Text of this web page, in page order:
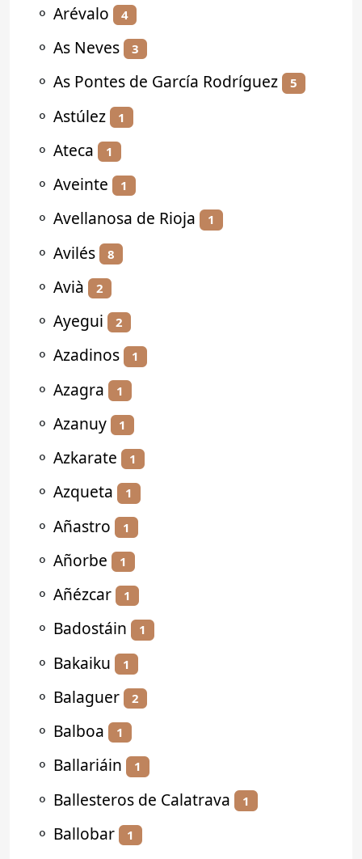
⚬ Arévalo 4
⚬ As Neves 3
⚬ As Pontes de García Rodríguez 5
⚬ Astúlez 1
⚬ Ateca 1
⚬ Aveinte 1
⚬ Avellanosa de Rioja 1
⚬ Avilés 8
⚬ Avià 2
⚬ Ayegui 2
⚬ Azadinos 1
⚬ Azagra 1
⚬ Azanuy 1
⚬ Azkarate 1
⚬ Azqueta 1
⚬ Añastro 1
⚬ Añorbe 1
⚬ Añézcar 1
⚬ Badostáin 1
⚬ Bakaiku 1
⚬ Balaguer 2
⚬ Balboa 1
⚬ Ballariáin 1
⚬ Ballesteros de Calatrava 1
⚬ Ballobar 1